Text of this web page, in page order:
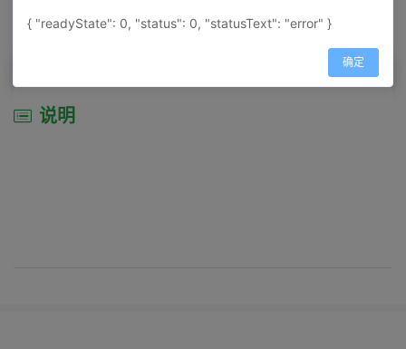
属性： 地图属性： 地图类型-地形地势图
说明
{ "readyState": 0, "status": 0, "statusText": "error" }
确定